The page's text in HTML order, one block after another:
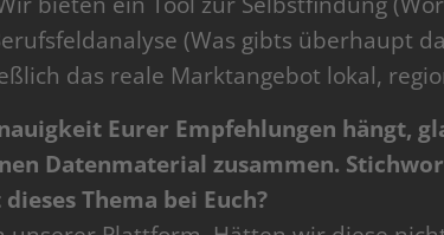
(Was gibts überhaupt
das reale Marktangebot lokal,
Eurer Empfehlungen hängt,
Datenmaterial zusammen.
Thema bei Euch?